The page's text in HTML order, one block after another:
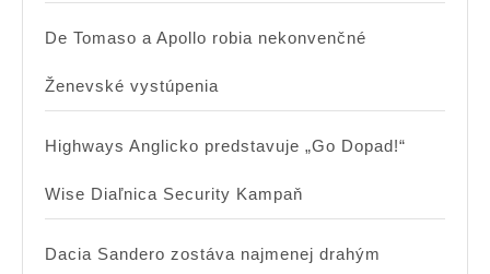
De Tomaso a Apollo robia nekonvenčné
Ženevské vystúpenia
Highways Anglicko predstavuje „Go Dopad!“
Wise Diaľnica Security Kampaň
Dacia Sandero zostáva najmenej drahým